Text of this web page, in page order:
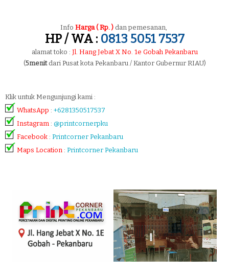
Info Harga ( Rp. ) dan pemesanan,
HP / WA : 0813 5051 7537
alamat toko : Jl. Hang Jebat X No. 1e Gobah Pekanbaru
(5menitdari Pusat kota Pekanbaru / Kantor Gubernur RIAU)
Klik untuk Mengunjungi kami :
WhatsApp : +6281350517537
Instagram : @printcornerpku
Facebook : Printcorner Pekanbaru
Maps Location : Printcorner Pekanbaru